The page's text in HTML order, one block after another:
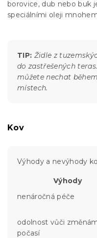
borovice, dub nebo buk
speciálními oleji
TIP: Židle z
do zastřešených
můžete nechat
místech.
Kov
Výhody a nevýhody
Výhody
nenáročná péče
odolnost vůči
počasí